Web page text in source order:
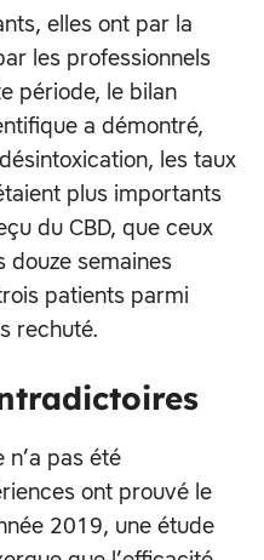
elles ont par la
les professionnels
période, le bilan
a démontré,
les taux
plus importants
du CBD, que ceux
douze semaines
patients parmi
rechuté.
pas été
ont prouvé le
2019, une étude